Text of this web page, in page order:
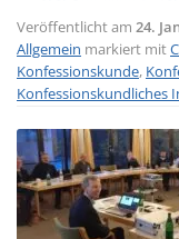
Veröffentlicht am 24.
Allgemein markiert mit
Konfessionskunde,
Konfessionskundliches